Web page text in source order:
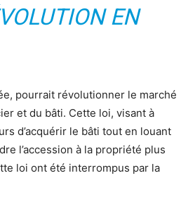
EN
pourrait révolutionner le marché
et du bâti. Cette loi, visant à
d’acquérir le bâti tout en louant
l’accession à la propriété plus
loi ont été interrompus par la